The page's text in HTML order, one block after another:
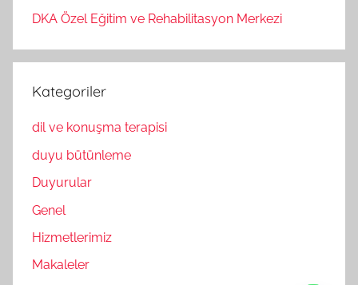
DKA Özel Eğitim ve Rehabilitasyon Merkezi
Kategoriler
dil ve konuşma terapisi
duyu bütünleme
Duyurular
Genel
Hizmetlerimiz
Makaleler